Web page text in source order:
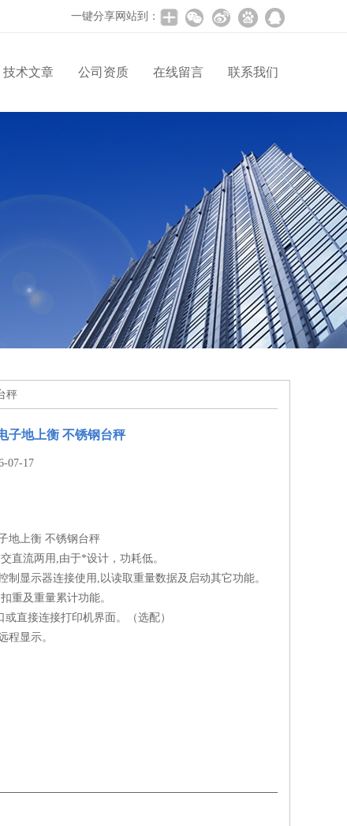
一键分享网站到：
技术文章 公司资质 在线留言 联系我们
秤
子地上衡 不锈钢台秤
07-17
地上衡 不锈钢台秤
直流两用,由于*设计，功耗低。
制显示器连接使用,以读取重量数据及启动其它功能。
重及重量累计功能。
或直接连接打印机界面。（选配）
程显示。